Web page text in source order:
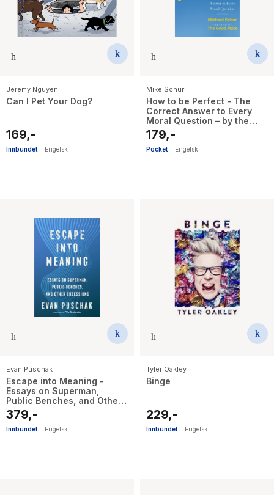
Jeremy Nguyen
Can I Pet Your Dog?
169,-
Innbundet Engelsk
Mike Schur
How to be Perfect - The
Correct Answer to Every
Moral Question – by the
creator of the Netflix hit
THE GOOD PLACE
179,-
Pocket Engelsk
Evan Puschak
Escape into Meaning -
Essays on Superman,
Public Benches, and Other
Obsessions
379,-
Innbundet Engelsk
Tyler Oakley
Binge
229,-
Innbundet Engelsk